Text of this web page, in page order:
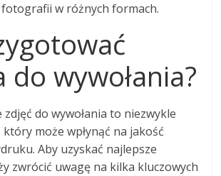
w różnych formach.
do wywołania?
do wywołania to niezwykle
może wpłynąć na jakość
Aby uzyskać najlepsze
zwrócić uwagę na kilka kluczowych